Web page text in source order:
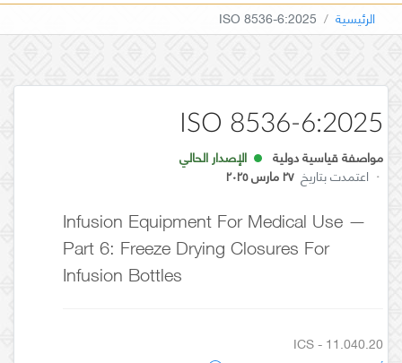
الرئيسية ISO 8536-6:2025
ISO 8536-6:2025
مواصفة قياسية دولية
الإصدار الحالي
· اعتمدت بتاريخ ٢٧ مارس ٢٠٢٥
Infusion Equipment For Medical Use —
Part 6: Freeze Drying Closures For
Infusion Bottles
ICS - 11.040.20